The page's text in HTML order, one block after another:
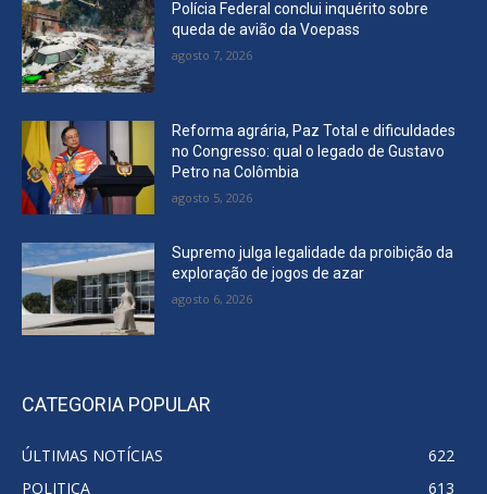
Polícia Federal conclui inquérito sobre
queda de avião da Voepass
agosto 7, 2026
Reforma agrária, Paz Total e dificuldades
no Congresso: qual o legado de Gustavo
Petro na Colômbia
agosto 5, 2026
Supremo julga legalidade da proibição da
exploração de jogos de azar
agosto 6, 2026
CATEGORIA POPULAR
ÚLTIMAS NOTÍCIAS
622
POLITICA
613